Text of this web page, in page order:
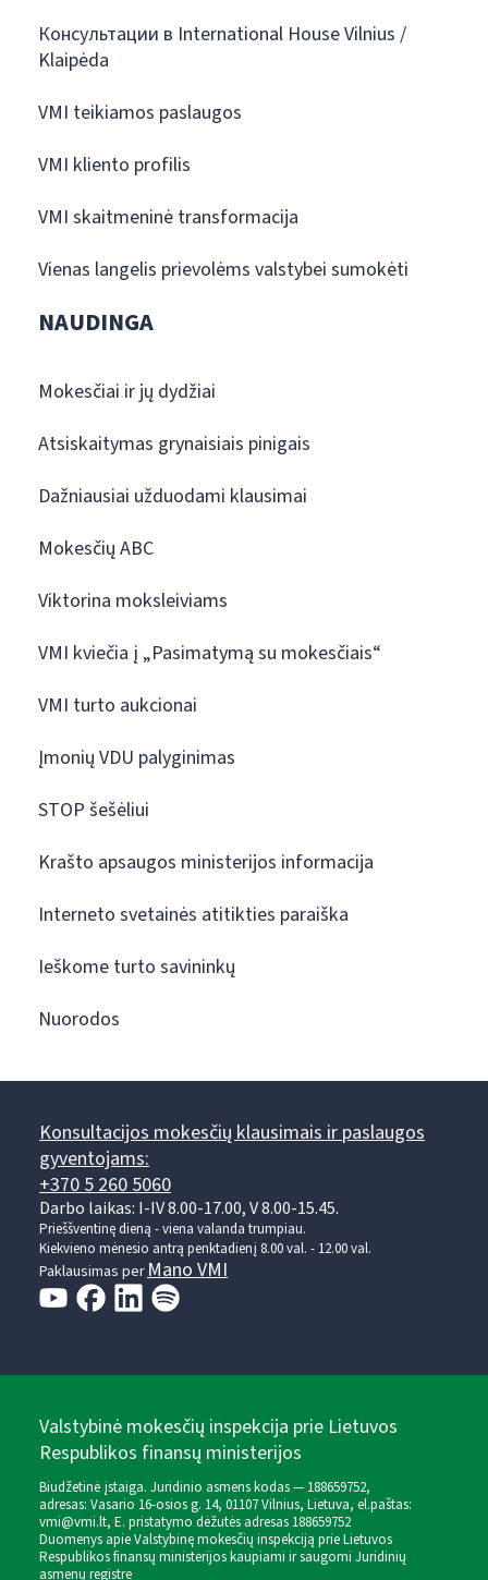
Консультации в International House Vilnius /
Klaipėda
VMI teikiamos paslaugos
VMI kliento profilis
VMI skaitmeninė transformacija
Vienas langelis prievolėms valstybei sumokėti
NAUDINGA
Mokesčiai ir jų dydžiai
Atsiskaitymas grynaisiais pinigais
Dažniausiai užduodami klausimai
Mokesčių ABC
Viktorina moksleiviams
VMI kviečia į „Pasimatymą su mokesčiais“
VMI turto aukcionai
Įmonių VDU palyginimas
STOP šešėliui
Krašto apsaugos ministerijos informacija
Interneto svetainės atitikties paraiška
Ieškome turto savininkų
Nuorodos
Konsultacijos mokesčių klausimais ir paslaugos
gyventojams:
+370 5 260 5060
Darbo laikas: I-IV 8.00-17.00, V 8.00-15.45.
Prieššventinę dieną - viena valanda trumpiau.
Kiekvieno mėnesio antrą penktadienį 8.00 val. - 12.00 val.
Paklausimas perMano VMI
Valstybinė mokesčių inspekcija prie Lietuvos
Respublikos finansų ministerijos
Biudžetinė įstaiga. Juridinio asmens kodas — 188659752,
adresas: Vasario 16-osios g. 14, 01107 Vilnius, Lietuva, el.paštas:
vmi@vmi.lt, E. pristatymo dėžutės adresas 188659752
Duomenys apie Valstybinę mokesčių inspekciją prie Lietuvos
Respublikos finansų ministerijos kaupiami ir saugomi Juridinių
asmenų registre